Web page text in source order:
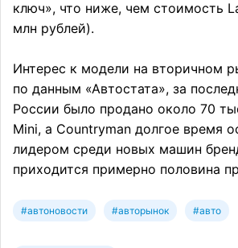
ключ», что ниже, чем стоимость
млн рублей).
Интерес к модели на вторичном
по данным «Автостата», за
России было продано около 70
Mini, а Countryman долгое время
лидером среди новых машин
приходится примерно половина
#автоновости #авторынок #авто